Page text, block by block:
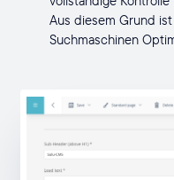
Aus diesem Grund
Suchmaschinen